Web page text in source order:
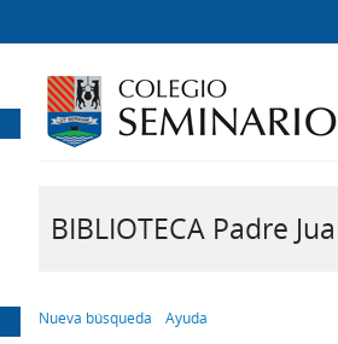
BIBLIOTECA Padre
Nueva búsqueda Ayuda